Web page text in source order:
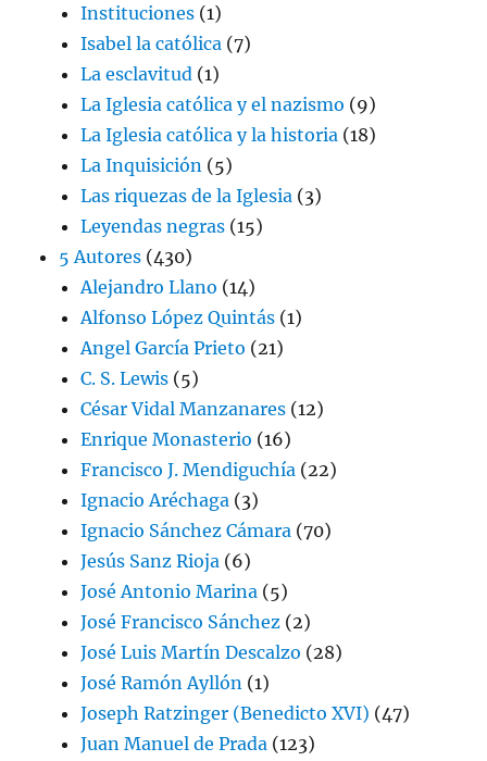
Instituciones (1)
Isabel la católica (7)
La esclavitud (1)
La Iglesia católica y el nazismo (9)
La Iglesia católica y la historia (18)
La Inquisición (5)
Las riquezas de la Iglesia (3)
Leyendas negras (15)
5 Autores (430)
Alejandro Llano (14)
Alfonso López Quintás (1)
Angel García Prieto (21)
C. S. Lewis (5)
César Vidal Manzanares (12)
Enrique Monasterio (16)
Francisco J. Mendiguchía (22)
Ignacio Aréchaga (3)
Ignacio Sánchez Cámara (70)
Jesús Sanz Rioja (6)
José Antonio Marina (5)
José Francisco Sánchez (2)
José Luis Martín Descalzo (28)
José Ramón Ayllón (1)
Joseph Ratzinger (Benedicto XVI) (47)
Juan Manuel de Prada (123)